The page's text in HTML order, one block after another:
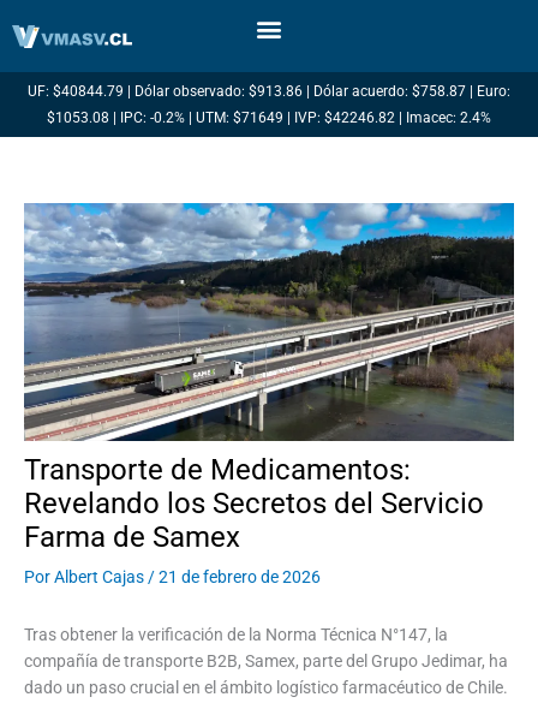
UF: $40844.79 | Dólar observado: $913.86 | Dólar acuerdo: $758.87 | Euro:
$1053.08 | IPC: -0.2% | UTM: $71649 | IVP: $42246.82 | Imacec: 2.4%
Transporte de Medicamentos:
Revelando los Secretos del Servicio
Farma de Samex
PorAlbert Cajas /21 de febrero de 2026
Tras obtener la verificación de la Norma Técnica N°147, la
compañía de transporte B2B, Samex, parte del Grupo Jedimar, ha
dado un paso crucial en el ámbito logístico farmacéutico de Chile.